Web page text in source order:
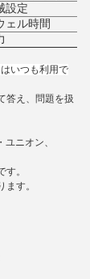
設定
ェル時間
いつも利用で
答え、問題を扱
ニオン、
。
す。